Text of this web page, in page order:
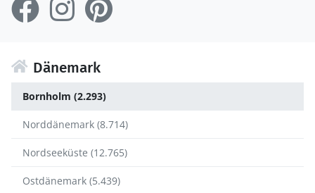
Dänemark
Bornholm (2.293)
Norddänemark (8.714)
Nordseeküste (12.765)
Ostdänemark (5.439)